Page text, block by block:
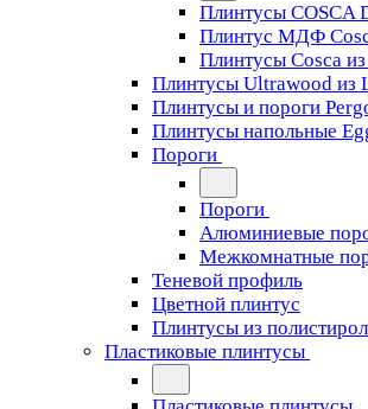
Плинтусы COSCA
Плинтус МДФ
Плинтусы Cosca
Плинтусы Ultrawood из
Плинтусы и пороги
Плинтусы напольные
Пороги
Пороги
Алюминиевые
Межкомнатные
Теневой профиль
Цветной плинтус
Плинтусы из
Пластиковые плинтусы